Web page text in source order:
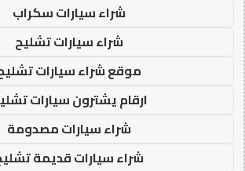
شراء سيارات سكراب
شراء سيارات تشليح
موقع شراء سيارات
ارقام يشترون سيارات
شراء سيارات مصدومة
شراء سيارات قديمة